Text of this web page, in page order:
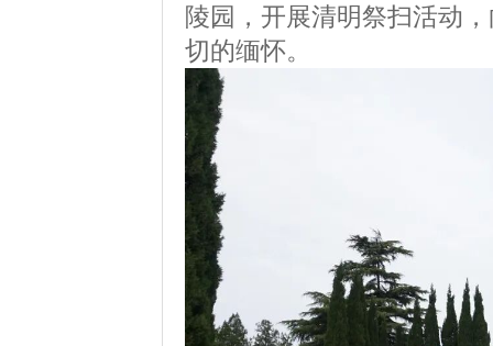
陵园 ，开展清明祭扫活动
切的缅怀。